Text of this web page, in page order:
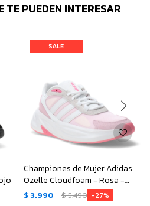
TE PUEDEN INTERESAR
Championes de Mujer Adidas
Ozelle Cloudfoam - Rosa -
Blanco - Gris
$ 3.990 $5.490 27